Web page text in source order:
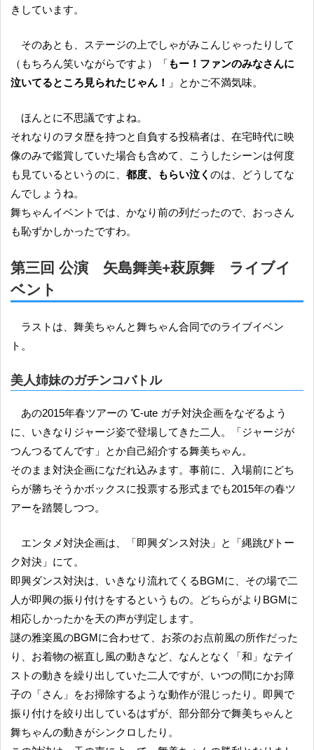
きしています。
そのあとも、ステージの上でしゃがみこんじゃったりして
（もちろん笑いながらですよ）「もー！ファンのみなさんに
泣いてるところ見られたじゃん！
」とかご不満気味。
ほんとに不思議ですよね。
それなりのヲタ歴を持つと自負する投稿者は、在宅時代に映
像のみで鑑賞していた場合も含めて、こうしたシーンは何度
も見ているというのに、 都度、もらい泣く のは、どうしてな
んでしょうね。
舞ちゃんイベントでは、かなり前の列だったので、おっさん
も恥ずかしかったですわ。
第三回 公演 矢島舞美+萩原舞 ライブイ
ベント
ラストは、舞美ちゃんと舞ちゃん合同でのライブイベン
ト。
美人姉妹のガチンコバトル
あの2015年春ツアーの ℃-ute ガチ対決企画をなぞるよう
に、いきなりジャージ姿で登場してきた二人。「ジャージが
つんつるてんです」とか自己紹介する舞美ちゃん。
そのまま対決企画になだれ込みます。事前に、入場前にどち
らが勝ちそうかボックスに投票する形式までも2015年の春ツ
アーを踏襲しつつ。
エンタメ対決企画は、「即興ダンス対決」と「縄跳びトー
ク対決」にて。
即興ダンス対決は、いきなり流れてくるBGMに、その場で二
人が即興の振り付けをするというもの。どちらがよりBGMに
相応しかったかを天の声が判定します。
謎の雅楽風のBGMに合わせて、お茶のお点前風の所作だった
り、お着物の裾直し風の動きなど、なんとなく「和」なテイ
ストの動きを繰り出していた二人ですが、いつの間にかお障
子の「さん」をお掃除するような動作が混じったり。即興で
振り付けを絞り出しているはずが、部分部分で舞美ちゃんと
舞ちゃんの動きがシンクロしたり。